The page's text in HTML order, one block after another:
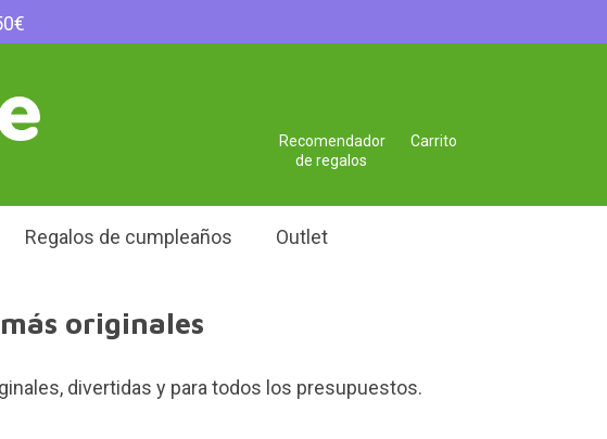
Carrito
Recomendador
de regalos
Regalos de cumpleaños Outlet
originales
divertidas y para todos los presupuestos.